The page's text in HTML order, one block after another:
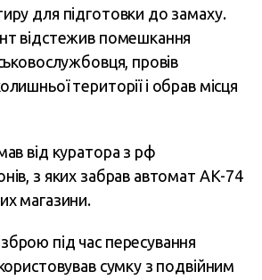
для підготовки до замаху.
відстежив помешкання
провів
території і обрав місця
від куратора з рф
з яких забрав автомат АК-74
магазини.
під час пересування
сумку з подвійним